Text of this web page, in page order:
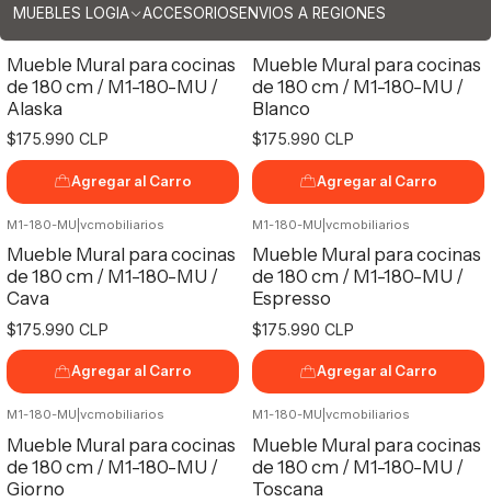
MUEBLES LOGIA ACCESORIOSENVIOS A REGIONES
Mueble Mural para cocinas
de 180 cm / M1-180-MU /
Alaska
$175.990 CLP
Agregar al Carro
Mueble Mural para cocinas
de 180 cm / M1-180-MU /
Blanco
$175.990 CLP
Agregar al Carro
M1-180-MU vcmobiliarios
Mueble Mural para cocinas
de 180 cm / M1-180-MU /
Cava
$175.990 CLP
Agregar al Carro
M1-180-MU vcmobiliarios
Mueble Mural para cocinas
de 180 cm / M1-180-MU /
Espresso
$175.990 CLP
Agregar al Carro
M1-180-MU vcmobiliarios
Mueble Mural para cocinas
de 180 cm / M1-180-MU /
Giorno
M1-180-MU vcmobiliarios
Mueble Mural para cocinas
de 180 cm / M1-180-MU /
Toscana